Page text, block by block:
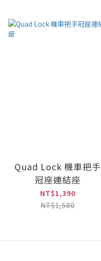
Quad Lock 機車把手
冠座連結座
NT$1,390
NT$1,580